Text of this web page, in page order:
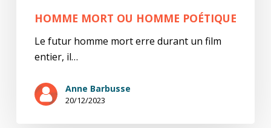
HOMME MORT OU HOMME POÉTIQUE
Le futur homme mort erre durant un film
entier, il…
Anne Barbusse
20/12/2023